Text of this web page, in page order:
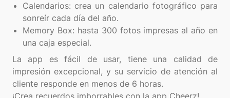
Calendarios: crea un calendario fotográfico para
sonreír cada día del año.
Memory Box: hasta 300 fotos impresas al año en
una caja especial.
La app es fácil de usar, tiene una calidad de
impresión excepcional, y su servicio de atención al
cliente responde en menos de 6 horas.